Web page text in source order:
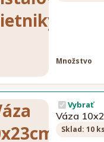
Množstvo
Vybrať
Váza
Sklad: 10